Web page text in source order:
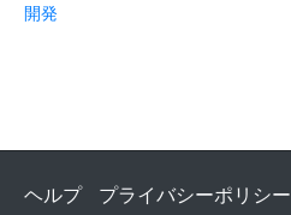
開発
ヘルプ プライバシーポリシー